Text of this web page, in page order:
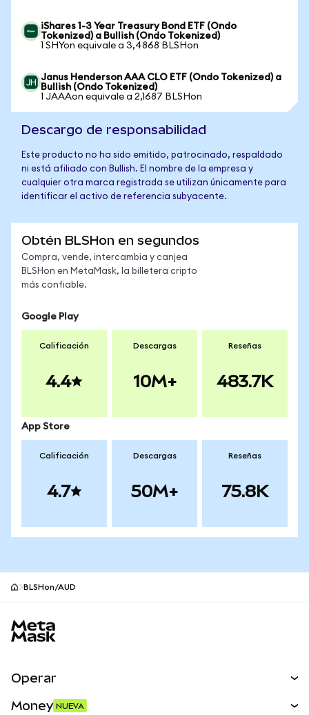
iShares 1-3 Year Treasury Bond ETF (Ondo
Tokenized) a Bullish (Ondo Tokenized)
1 SHYon equivale a 3,4868 BLSHon
Janus Henderson AAA CLO ETF (Ondo Tokenized) a
Bullish (Ondo Tokenized)
1 JAAAon equivale a 2,1687 BLSHon
Descargo de responsabilidad
Este producto no ha sido emitido, patrocinado, respaldado
ni está afiliado con Bullish. El nombre de la empresa y
cualquier otra marca registrada se utilizan únicamente para
identificar el activo de referencia subyacente.
Obtén BLSHon en segundos
Compra, vende, intercambia y canjea
BLSHon en MetaMask, la billetera cripto
más confiable.
Google Play
Calificación
4.4
Descargas
10M+
Reseñas
483.7K
App Store
Calificación
4.7
Descargas
50M+
Reseñas
75.8K
BLSHon/AUD
Operar
Money NUEVA